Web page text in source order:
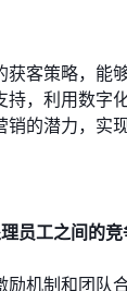
客策略，能
，利用数字
的潜力，实
员工之间的竞
机制和团队